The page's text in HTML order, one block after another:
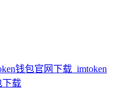
钱包官网下载_imtoken
下载